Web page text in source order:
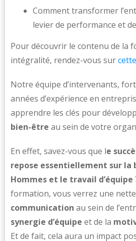
Comment transformer
levier de performance et
Pour découvrir le contenu de la
intégralité, rendez-vous sur
Notre équipe d’intervenants,
années d’expérience en
apprendre les clés pour
bien-être au sein de votre
En effet, savez-vous que le
repose essentiellement sur la
Hommes et le travail d’équipe
formation, vous verrez une
communication au sein de
synergie d’équipe et de la
Et de fait, cela aura un impact